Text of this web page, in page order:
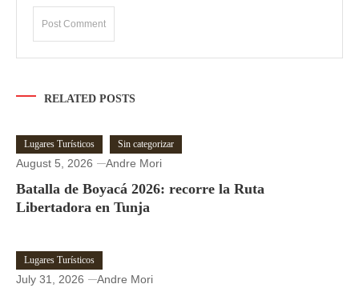
RELATED POSTS
Lugares Turísticos Sin categorizar
August 5, 2026 Andre Mori
Batalla de Boyacá 2026: recorre la Ruta
Libertadora en Tunja
Lugares Turísticos
July 31, 2026 Andre Mori